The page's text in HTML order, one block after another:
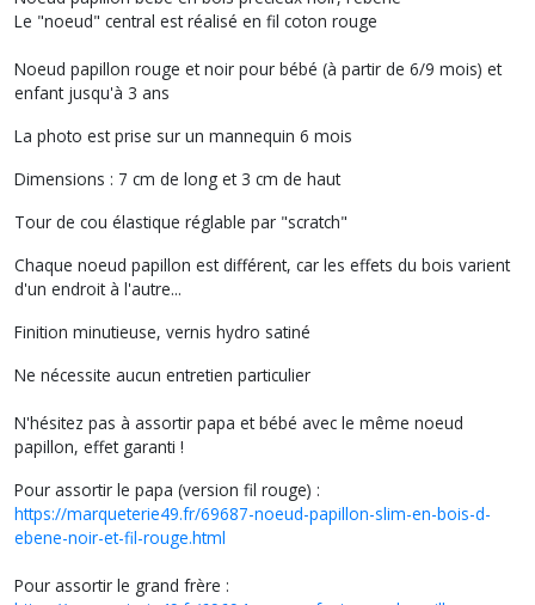
Le "noeud" central est réalisé en fil coton rouge
Noeud papillon rouge et noir pour bébé (à partir de 6/9 mois) et
enfant jusqu'à 3 ans
La photo est prise sur un mannequin 6 mois
Dimensions : 7 cm de long et 3 cm de haut
Tour de cou élastique réglable par "scratch"
Chaque noeud papillon est différent, car les effets du bois varient
d'un endroit à l'autre...
Finition minutieuse, vernis hydro satiné
Ne nécessite aucun entretien particulier
N'hésitez pas à assortir papa et bébé avec le même noeud
papillon, effet garanti !
Pour assortir le papa (version fil rouge) :
https://marqueterie49.fr/69687-noeud-papillon-slim-en-bois-d-
ebene-noir-et-fil-rouge.html
Pour assortir le grand frère :